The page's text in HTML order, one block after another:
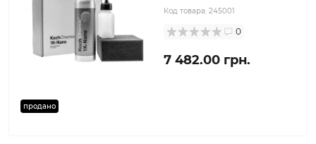
продано
Код товара: 245001
0
7 482.00 грн.